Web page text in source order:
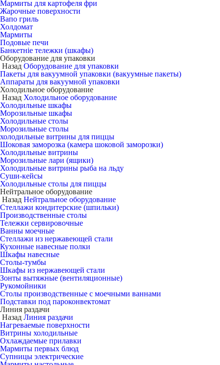
Мармиты для картофеля фри
Жарочные поверхности
Вапо гриль
Холдомат
Мармиты
Подовые печи
Банкетніе тележки (шкафы)
Оборудование для упаковки
Назад Оборудование для упаковки
Пакеты для вакуумной упаковки (вакуумные пакеты)
Аппараты для вакуумной упаковки
Холодильное оборудование
Назад Холодильное оборудование
Холодильные шкафы
Морозильные шкафы
Холодильные столы
Морозильные столы
холодильные витрины для пиццы
Шоковая заморозка (камера шоковой заморозки)
Холодильные витрины
Морозильные лари (ящики)
Холодильные витрины рыба на льду
Суши-кейсы
Холодильные столы для пиццы
Нейтральное оборудование
Назад Нейтральное оборудование
Стеллажи кондитерские (шпильки)
Производственные столы
Тележки сервировочные
Ванны моечные
Стеллажи из нержавеющей стали
Кухонные навесные полки
Шкафы навесные
Столы-тумбы
Шкафы из нержавеющей стали
Зонты вытяжные (вентиляционные)
Рукомойники
Столы производственные с моечными ваннами
Подставки под пароконвектомат
Линия раздачи
Назад Линия раздачи
Нагреваемые поверхности
Витрины холодильные
Охлаждаемые прилавки
Мармиты первых блюд
Супницы электрические